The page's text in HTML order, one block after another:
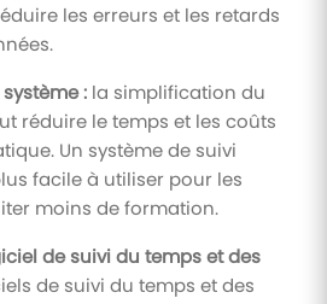
les erreurs et les retards
: la simplification du
réduire le temps et les coûts
Un système de suivi
facile à utiliser pour les
moins de formation.
de suivi du temps et des
de suivi du temps et des